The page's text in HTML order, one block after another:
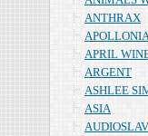
ANTHRAX
APOLLONIA
APRIL
ARGENT
ASHLEE
ASIA